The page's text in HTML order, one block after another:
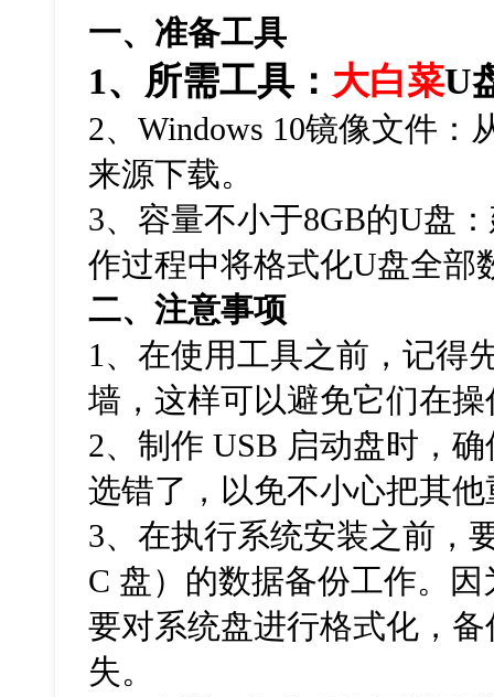
一、准备工具
1、所需工具： 大白菜U
2、Windows 10镜像文件：
来源下载。
3、容量不小于8GB的U盘
作过程中将格式化U盘全部
二、注意事项
1 、在使用工具之前，记得
墙，这样可以避免它们在
2、制作 USB 启动盘时，
选错了，以免不小心把其
3、在执行系统安装之前，
C 盘）的数据备份工作。
要对系统盘进行格式化，
失。